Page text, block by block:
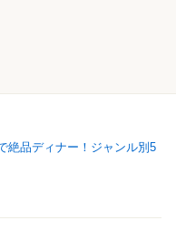
絶品ディナー！ジャンル別5